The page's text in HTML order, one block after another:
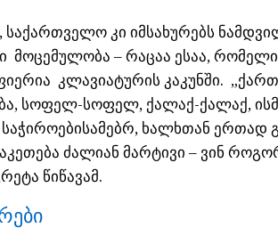
კი იმსახურებს
მოცემულობა – რაცაა ესაა,
კლავიატურის კაკუნში.
სოფელ-სოფელ, ქალაქ-ქალაქ,
ხალხთან ერთად
ძალიან მარტივი – ვინ
წიწავამ.